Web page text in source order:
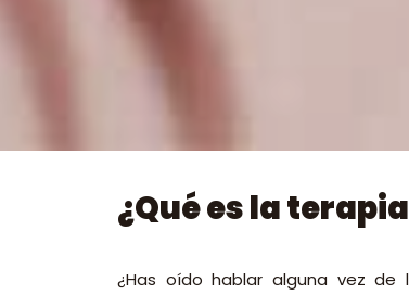
¿Qué es la
¿Has oído hablar alguna vez